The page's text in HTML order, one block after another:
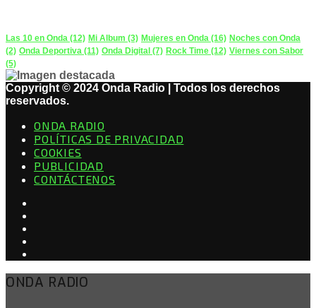
Las 10 en Onda (12) Mi Album (3) Mujeres en Onda (16) Noches con Onda
(2) Onda Deportiva (11) Onda Digital (7) Rock Time (12) Viernes con Sabor
(5)
Copyright © 2024 Onda Radio | Todos los derechos
reservados.
ONDA RADIO
POLÍTICAS DE PRIVACIDAD
COOKIES
PUBLICIDAD
CONTÁCTENOS
ONDA RADIO